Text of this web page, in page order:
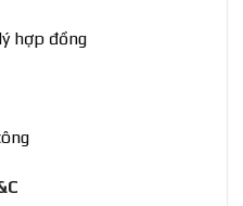
hợp đồng